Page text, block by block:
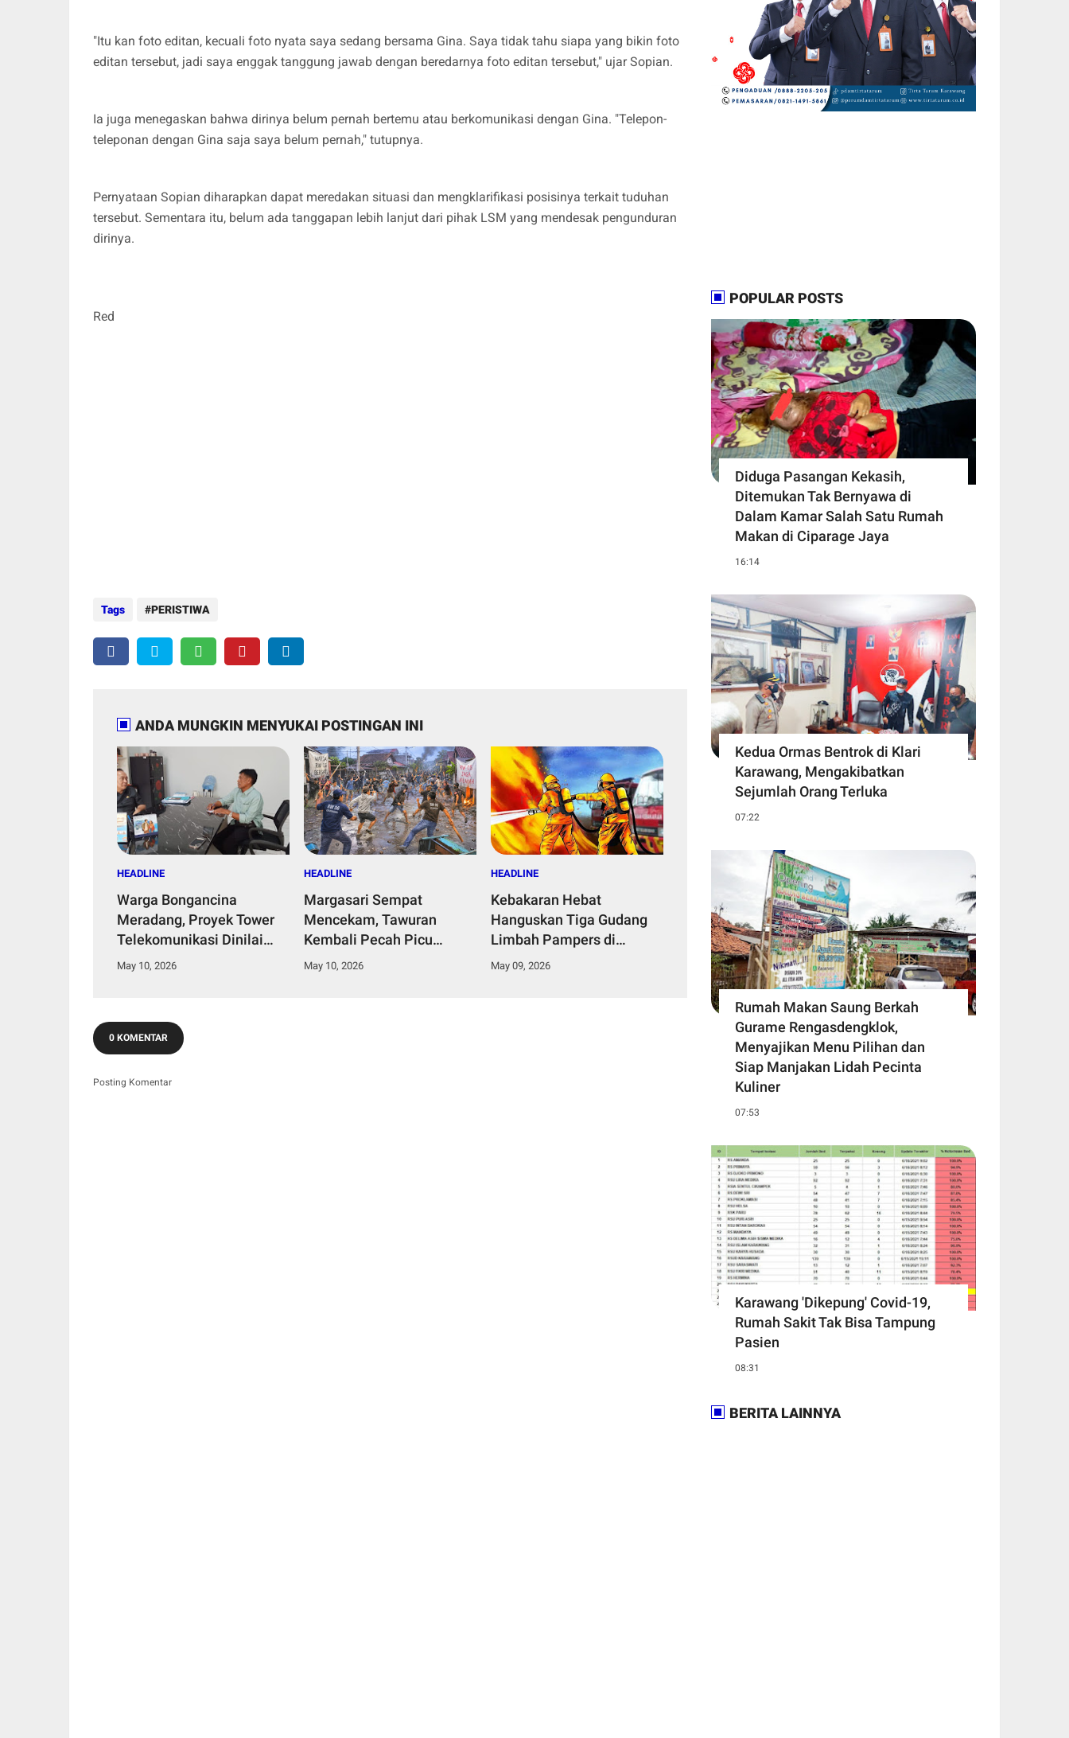
"Itu kan foto editan, kecuali foto nyata saya sedang bersama Gina. Saya tidak tahu siapa yang bikin foto
editan tersebut, jadi saya enggak tanggung jawab dengan beredarnya foto editan tersebut," ujar Sopian.
Ia juga menegaskan bahwa dirinya belum pernah bertemu atau berkomunikasi dengan Gina. "Telepon-
teleponan dengan Gina saja saya belum pernah," tutupnya.
Pernyataan Sopian diharapkan dapat meredakan situasi dan mengklarifikasi posisinya terkait tuduhan
tersebut. Sementara itu, belum ada tanggapan lebih lanjut dari pihak LSM yang mendesak pengunduran
dirinya.
Red
Tags PERISTIWA
ANDA MUNGKIN MENYUKAI POSTINGAN INI
HEADLINE
Warga Bongancina
Meradang, Proyek Tower
Telekomunikasi Dinilai
Abaikan Persetujuan
May 10, 2026
HEADLINE
Margasari Sempat
Mencekam, Tawuran
Kembali Pecah Picu
Ketakutan Warga Dan Para
May 10, 2026
HEADLINE
Kebakaran Hebat
Hanguskan Tiga Gudang
Limbah Pampers di
Rengasdengklok
May 09, 2026
0 KOMENTAR
Posting Komentar
POPULAR POSTS
Diduga Pasangan Kekasih,
Ditemukan Tak Bernyawa di
Dalam Kamar Salah Satu Rumah
Makan di Ciparage Jaya
16:14
Kedua Ormas Bentrok di Klari
Karawang, Mengakibatkan
Sejumlah Orang Terluka
07:22
Rumah Makan Saung Berkah
Gurame Rengasdengklok,
Menyajikan Menu Pilihan dan
Siap Manjakan Lidah Pecinta
Kuliner
07:53
Karawang 'Dikepung' Covid-19,
Rumah Sakit Tak Bisa Tampung
Pasien
08:31
BERITA LAINNYA